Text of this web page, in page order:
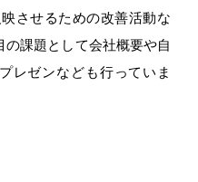
させるための改善活動な
の課題として会社概要や自
レゼンなども行っていま